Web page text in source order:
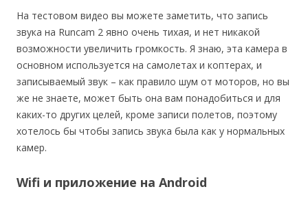
На тестовом видео вы можете заметить, что запись
звука на Runcam 2 явно очень тихая, и нет никакой
возможности увеличить громкость. Я знаю, эта камера в
основном используется на самолетах и коптерах, и
записываемый звук – как правило шум от моторов, но вы
же не знаете, может быть она вам понадобиться и для
каких-то других целей, кроме записи полетов, поэтому
хотелось бы чтобы запись звука была как у нормальных
камер.
Wifi и приложение на Android